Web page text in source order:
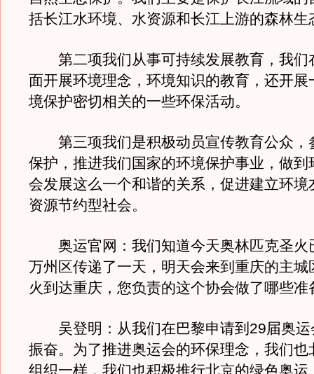
括长江水环境、水资源和长江上游的森林生
第二项我们从事可持续发展教育，我们
面开展环境理念，环境知识的教育，还开展
境保护密切相关的一些环保活动。
第三项我们是积极动员宣传教育公众，
保护，推进我们国家的环境保护事业，做到
会发展这么一个和谐的关系，促进建立环境
资源节约型社会。
奥运官网：我们知道今天奥林匹克圣火
万州区传递了一天，明天会来到重庆的主城
火到达重庆，您负责的这个协会做了哪些准
吴登明：从我们在巴黎申请到29届奥运
振奋。为了推进奥运会的环保理念，我们也
组织一样，我们也积极推行北京的绿色奥运